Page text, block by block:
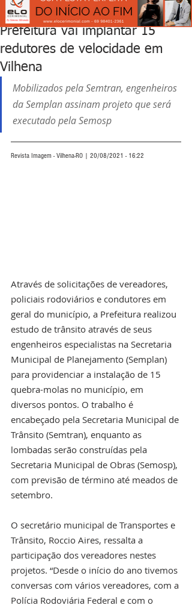
Prefeitura vai implantar 15
redutores de velocidade em
Vilhena
Mobilizados pela Semtran, engenheiros
da Semplan assinam projeto que será
executado pela Semosp
Revista Imagem - Vilhena-RO | 20/08/2021 - 16:22
Através de solicitações de vereadores,
policiais rodoviários e condutores em
geral do município, a Prefeitura realizou
estudo de trânsito através de seus
engenheiros especialistas na Secretaria
Municipal de Planejamento (Semplan)
para providenciar a instalação de 15
quebra-molas no município, em
diversos pontos. O trabalho é
encabeçado pela Secretaria Municipal de
Trânsito (Semtran), enquanto as
lombadas serão construídas pela
Secretaria Municipal de Obras (Semosp),
com previsão de término até meados de
setembro.
O secretário municipal de Transportes e
Trânsito, Roccio Aires, ressalta a
participação dos vereadores nestes
projetos. “Desde o início do ano tivemos
conversas com vários vereadores, com a
Polícia Rodoviária Federal e com o